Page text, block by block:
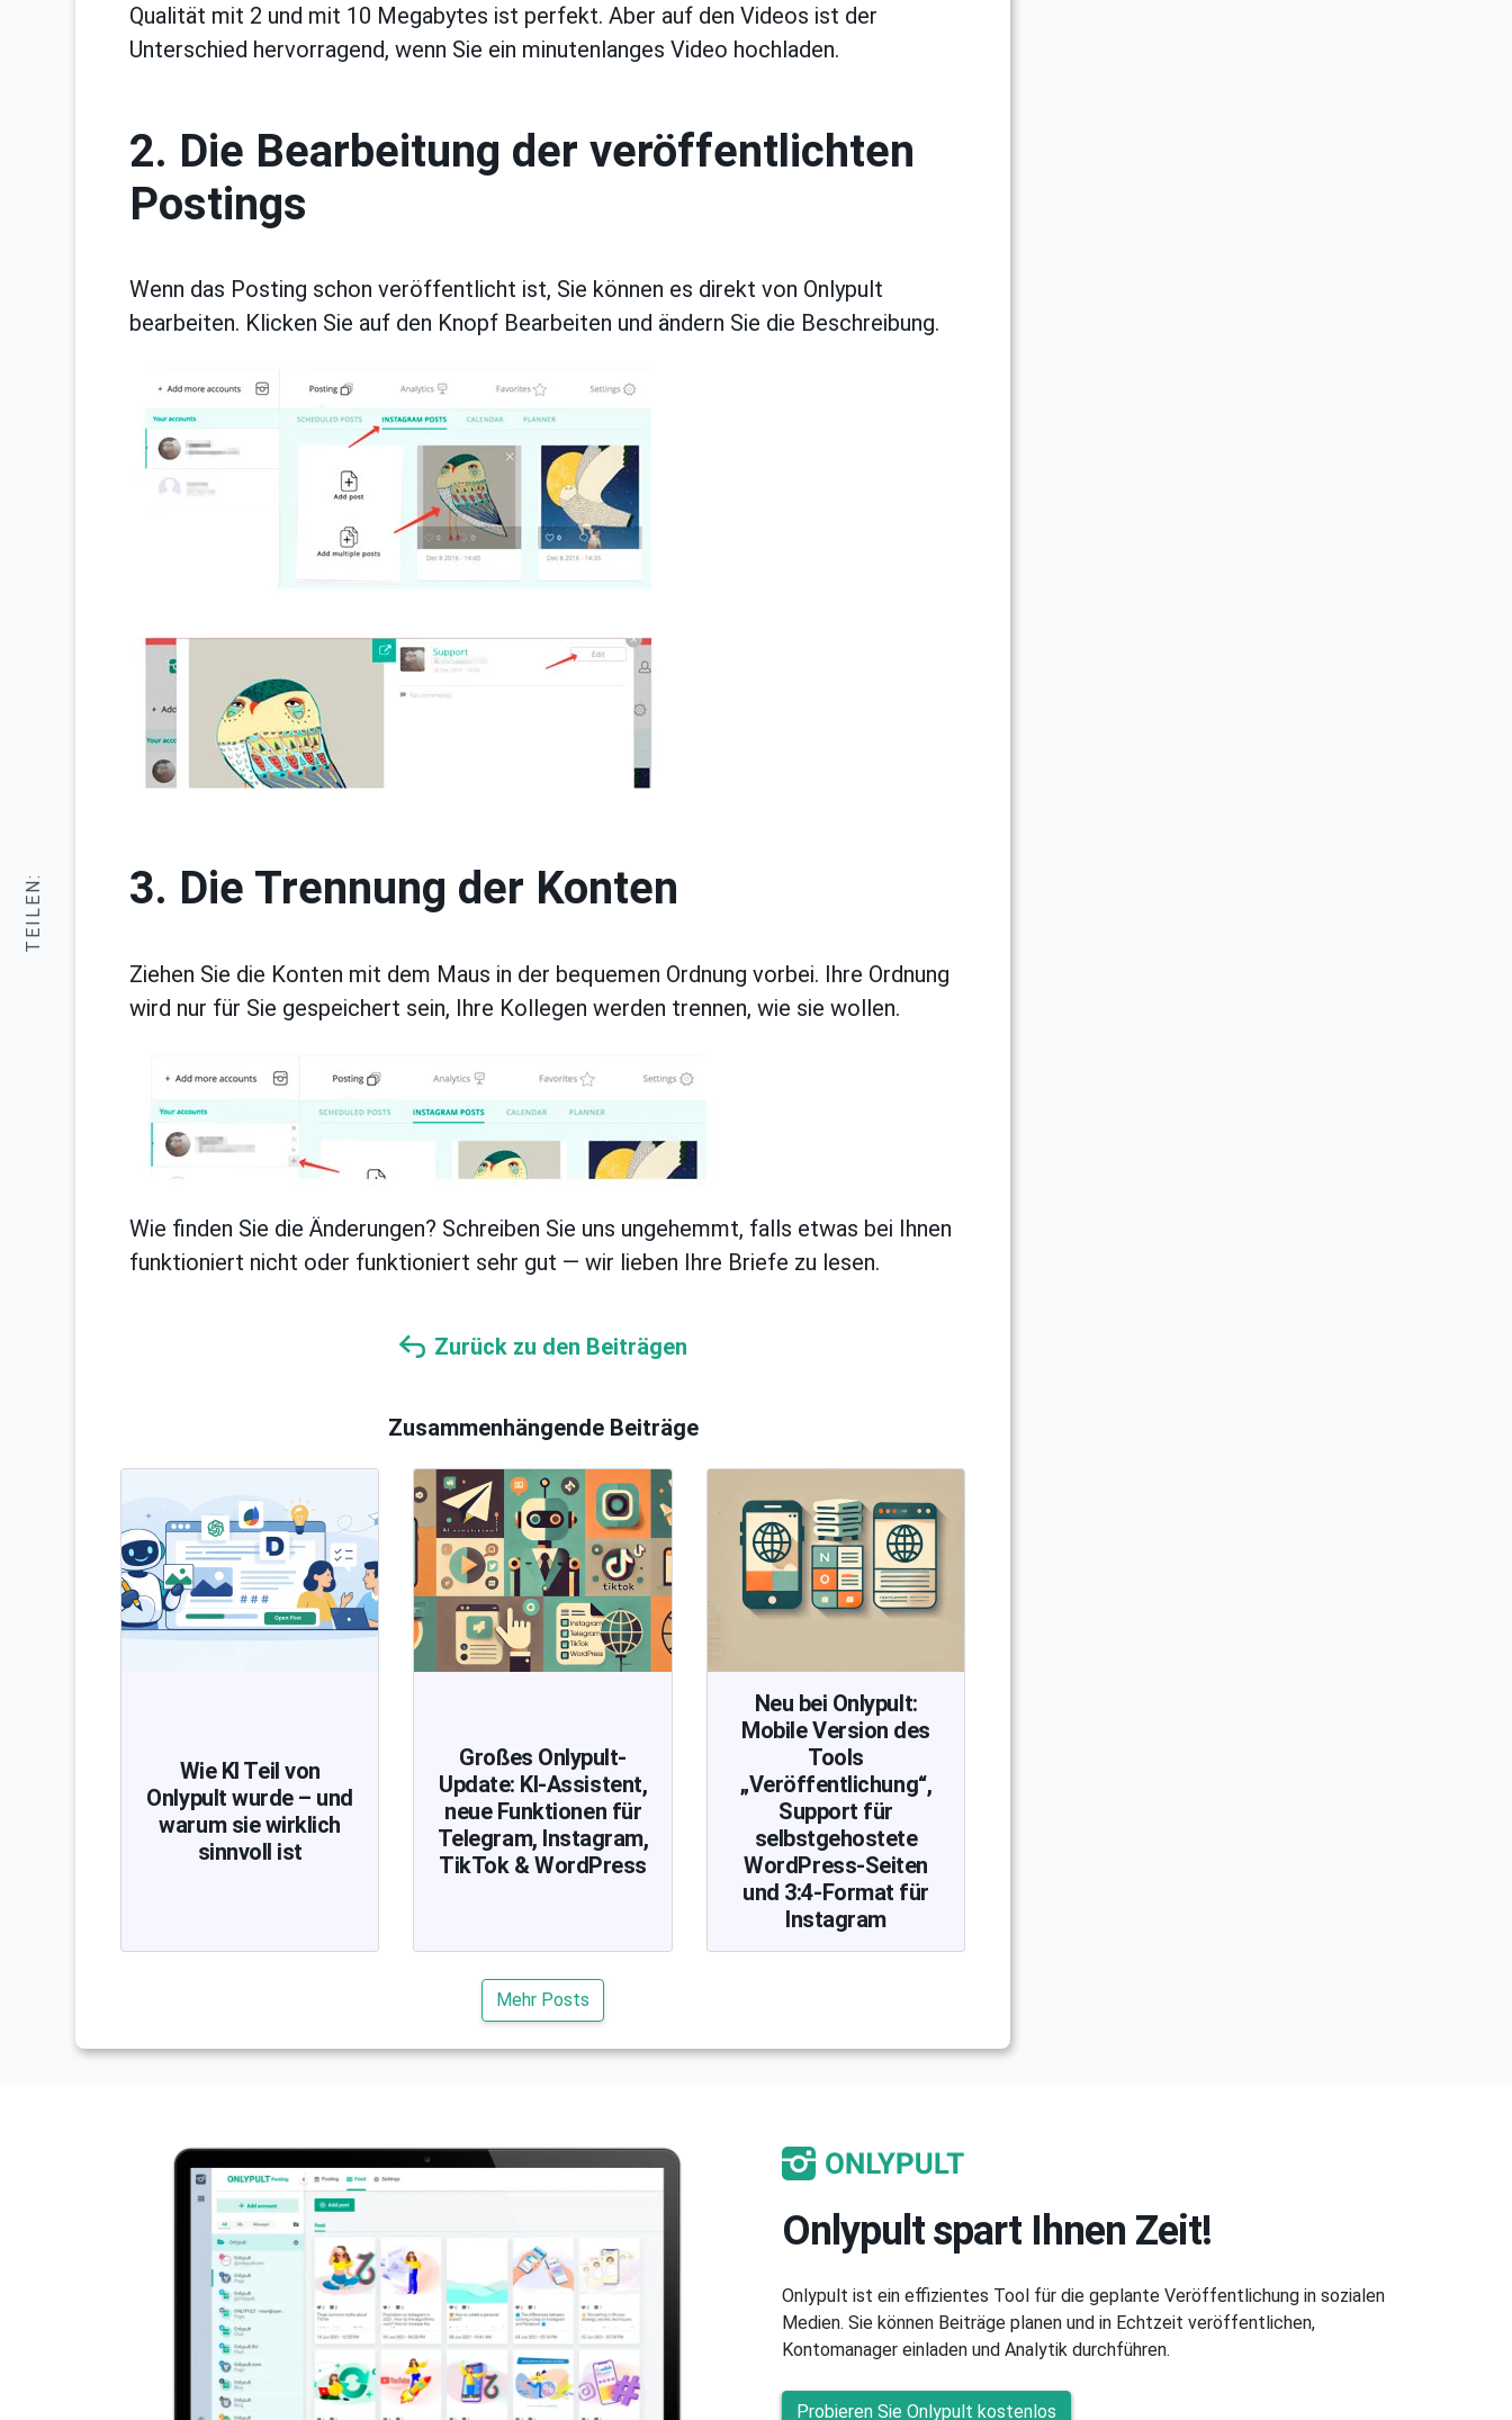
TEILEN:
Qualität mit 2 und mit 10 Megabytes ist perfekt. Aber auf den Videos ist der
Unterschied hervorragend, wenn Sie ein minutenlanges Video hochladen.
2. Die Bearbeitung der veröffentlichten
Postings
Wenn das Posting schon veröffentlicht ist, Sie können es direkt von Onlypult
bearbeiten. Klicken Sie auf den Knopf Bearbeiten und ändern Sie die Beschreibung.
3. Die Trennung der Konten
Ziehen Sie die Konten mit dem Maus in der bequemen Ordnung vorbei. Ihre Ordnung
wird nur für Sie gespeichert sein, Ihre Kollegen werden trennen, wie sie wollen.
Wie finden Sie die Änderungen? Schreiben Sie uns ungehemmt, falls etwas bei Ihnen
funktioniert nicht oder funktioniert sehr gut — wir lieben Ihre Briefe zu lesen.
Zurück zu den Beiträgen
Zusammenhängende Beiträge
Wie KI Teil von
Onlypult wurde – und
warum sie wirklich
sinnvoll ist
Großes Onlypult-
Update: KI-Assistent,
neue Funktionen für
Telegram, Instagram,
TikTok & WordPress
Neu bei Onlypult:
Mobile Version des
Tools
„Veröffentlichung“,
Support für
selbstgehostete
WordPress-Seiten
und 3:4-Format für
Instagram
Mehr Posts
Onlypult spart Ihnen Zeit!
Onlypult ist ein effizientes Tool für die geplante Veröffentlichung in sozialen
Medien. Sie können Beiträge planen und in Echtzeit veröffentlichen,
Kontomanager einladen und Analytik durchführen.
Probieren Sie Onlypult kostenlos